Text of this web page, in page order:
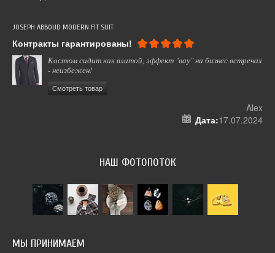
JOSEPH ABBOUD MODERN FIT SUIT
Контракты гарантированы!
Костюм сидит как влитой, эффект "вау" на бизнес встречах
- неизбежен!
Смотреть товар
Alex
Дата:17.07.2024
НАШ ФОТОПОТОК
МЫ ПРИНИМАЕМ